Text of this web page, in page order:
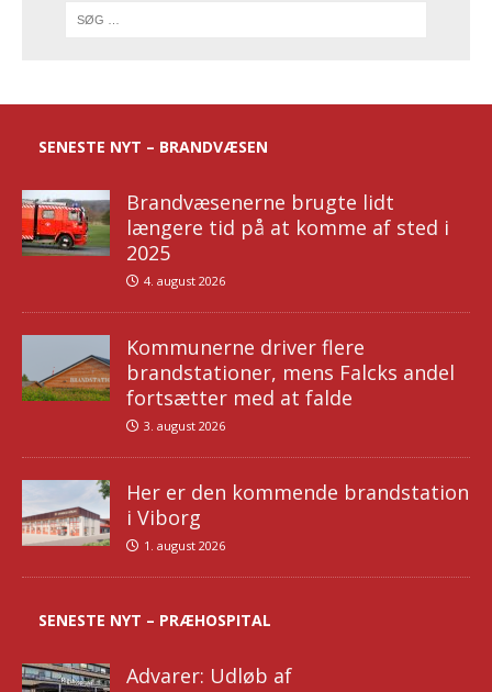
SENESTE NYT – BRANDVÆSEN
Brandvæsenerne brugte lidt
længere tid på at komme af sted i
2025
4. august 2026
Kommunerne driver flere
brandstationer, mens Falcks andel
fortsætter med at falde
3. august 2026
Her er den kommende brandstation
i Viborg
1. august 2026
SENESTE NYT – PRÆHOSPITAL
Advarer: Udløb af